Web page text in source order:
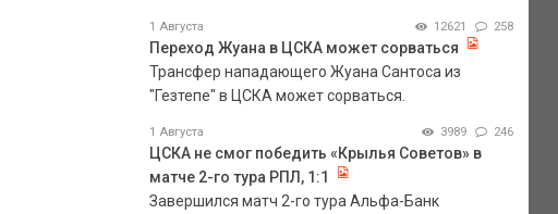
1 Августа 12621 258
Переход Жуана в ЦСКА может сорваться
Трансфер нападающего Жуана Сантоса из
"Гезтепе" в ЦСКА может сорваться.
1 Августа 3989 246
ЦСКА не смог победить «Крылья Советов» в
матче 2-го тура РПЛ, 1:1
Завершился матч 2-го тура Альфа-Банк